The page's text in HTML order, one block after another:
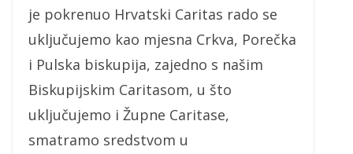
je pokrenuo Hrvatski Caritas rado se
uključujemo kao mjesna Crkva, Porečka
i Pulska biskupija, zajedno s našim
Biskupijskim Caritasom, u što
uključujemo i Župne Caritase,
smatramo sredstvom u